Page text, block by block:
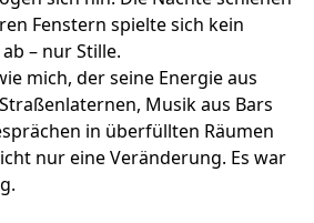
Fenstern spielte sich kein
– nur Stille.
mich, der seine Energie aus
Musik aus Bars
in überfüllten Räumen
nur eine Veränderung. Es war